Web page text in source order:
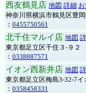
西友鶴見店 地図 詳細
神奈川県横浜市鶴見区豊
： 0455750561
北千住マルイ店 地図
東京都足立区千住３-９２
： 0338887571
イオン西新井店 地図
東京都足立区梅島3-32-7イ
： 0358458331